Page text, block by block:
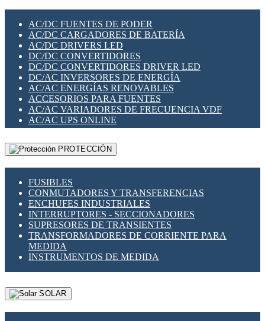
SWITCH Y MICROSWITCH
TARJETAS PI
UNIÓN Y DERIVACIÓN DE CABLE
PLACAS MODULARES IOT
SWITCHES Y REDES WIFI
SOLUCIONES IOT
SOLUCIONES LORAWAN
SOLUCIONES RED CELULAR
SEGURIDAD PARA REDES
SWITCHES LAN
TELEFONÍA IP (VOIP)
VIGILANCIA IP (CCTV)
MESHTASTIC
AC/DC FUENTES DE PODER
AC/DC CARGADORES DE BATERÍA
AC/DC DRIVERS LED
DC/DC CONVERTIDORES
DC/DC CONVERTIDORES DRIVER LED
DC/AC INVERSORES DE ENERGÍA
AC/AC ENERGÍAS RENOVABLES
ACCESORIOS PARA FUENTES
AC/AC VARIADORES DE FRECUENCIA VDF
AC/AC UPS ONLINE
PROTECCIÓN
FUSIBLES
CONMUTADORES Y TRANSFERENCIAS
ENCHUFES INDUSTRIALES
INTERRUPTORES - SECCIONADORES
SUPRESORES DE TRANSIENTES
TRANSFORMADORES DE CORRIENTE PARA
MEDIDA
INSTRUMENTOS DE MEDIDA
SOLAR